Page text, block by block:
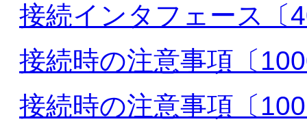
接続インタフェース〔
接続時の注意事項〔
接続時の注意事項〔